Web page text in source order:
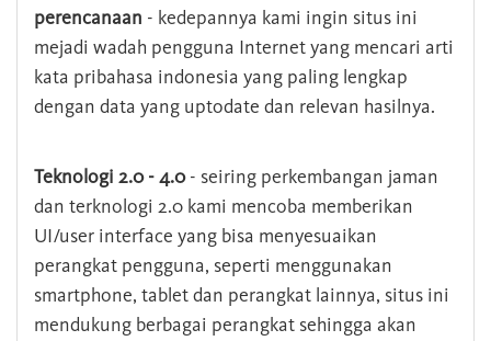
perencanaan - kedepannya kami ingin situs ini
mejadi wadah pengguna Internet yang mencari arti
kata pribahasa indonesia yang paling lengkap
dengan data yang uptodate dan relevan hasilnya.
Teknologi 2.0 - 4.0- seiring perkembangan jaman
dan terknologi 2.0 kami mencoba memberikan
UI/user interface yang bisa menyesuaikan
perangkat pengguna, seperti menggunakan
smartphone, tablet dan perangkat lainnya, situs ini
mendukung berbagai perangkat sehingga akan